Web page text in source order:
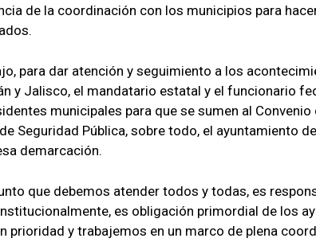
de la coordinación con los municipios para
para dar atención y seguimiento a los
y Jalisco, el mandatario estatal y el funcionario
municipales para que se sumen al
Seguridad Pública, sobre todo, el ayuntamiento
demarcación.
que debemos atender todos y todas, es
es obligación primordial de los
prioridad y trabajemos en un marco de plena